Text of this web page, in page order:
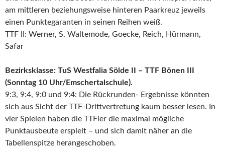
am mittleren beziehungsweise hinteren Paarkreuz jeweils
einen Punktegaranten in seinen Reihen weiß.
TTF II: Werner, S. Waltemode, Goecke, Reich, Hürmann,
Safar
Bezirksklasse: TuS Westfalia Sölde II – TTF Bönen III
(Sonntag 10 Uhr/Emschertalschule).
9:3, 9:4, 9:0 und 9:4: Die Rückrunden- Ergebnisse könnten
sich aus Sicht der TTF-Drittvertretung kaum besser lesen. In
vier Spielen haben die TTFler die maximal mögliche
Punktausbeute erspielt – und sich damit näher an die
Tabellenspitze herangeschoben.